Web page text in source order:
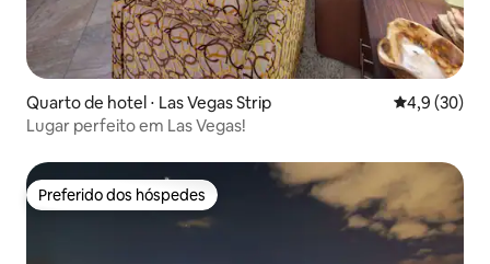
Quarto de hotel ⋅ Las Vegas Strip 4,9 de uma
4,9 (30)
Lugar perfeito em Las Vegas!
Preferido dos hóspedes
Preferido dos hóspedes